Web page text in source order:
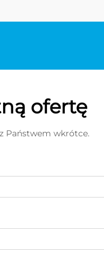
ofertę
Państwem wkrótce.